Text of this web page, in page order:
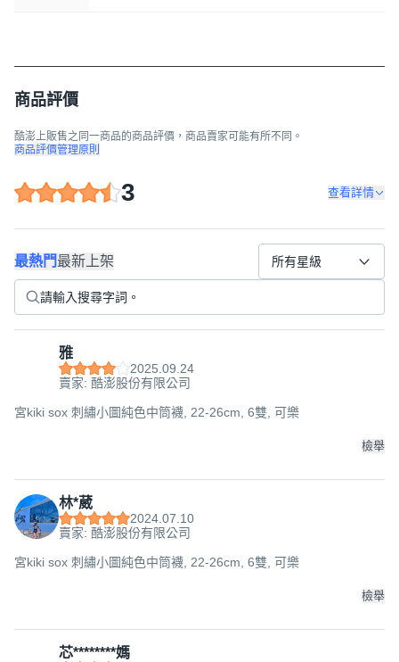
商品評價
酷澎上販售之同一商品的商品評價，商品賣家可能有所不同。
商品評價管理原則
3 查看詳情
最熱門最新上架 所有星級
雅
2025.09.24
賣家: 酷澎股份有限公司
宮kiki sox 刺繡小圖純色中筒襪, 22-26cm, 6雙, 可樂
檢舉
林*葳
2024.07.10
賣家: 酷澎股份有限公司
宮kiki sox 刺繡小圖純色中筒襪, 22-26cm, 6雙, 可樂
檢舉
芯********媽